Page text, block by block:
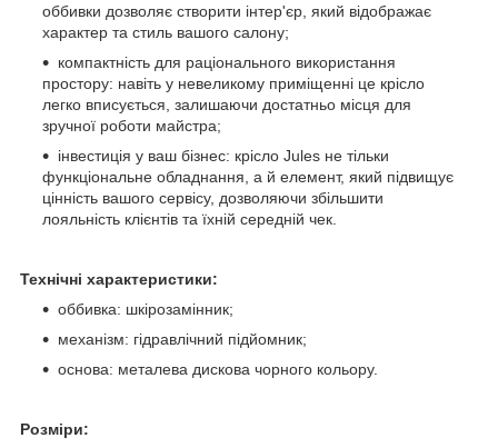
оббивки дозволяє створити інтер'єр, який відображає
характер та стиль вашого салону;
компактність для раціонального використання
простору: навіть у невеликому приміщенні це крісло
легко вписується, залишаючи достатньо місця для
зручної роботи майстра;
інвестиція у ваш бізнес: крісло Jules не тільки
функціональне обладнання, а й елемент, який підвищує
цінність вашого сервісу, дозволяючи збільшити
лояльність клієнтів та їхній середній чек.
Технічні характеристики:
оббивка: шкірозамінник;
механізм: гідравлічний підйомник;
основа: металева дискова чорного кольору.
Розміри: